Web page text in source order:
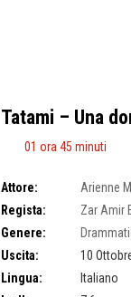
Tatami – Una
01 ora 45 minuti
Attore: Arienne
Regista:
Zar Amir
Genere:
Uscita:
10
Lingua:
Italiano